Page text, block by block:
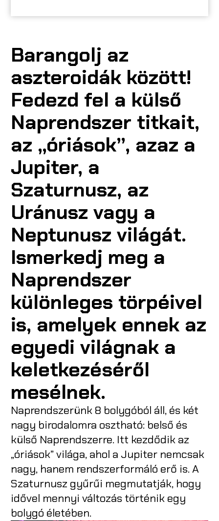
Barangolj az
aszteroidák között!
Fedezd fel a külső
Naprendszer titkait,
az „óriások”, azaz a
Jupiter, a
Szaturnusz, az
Uránusz vagy a
Neptunusz világát.
Ismerkedj meg a
Naprendszer
különleges törpéivel
is, amelyek ennek az
egyedi világnak a
keletkezéséről
mesélnek.
Naprendszerünk 8 bolygóból áll, és két
nagy birodalomra osztható: belső és
külső Naprendszerre. Itt kezdődik az
„óriások” világa, ahol a Jupiter nemcsak
nagy, hanem rendszerformáló erő is. A
Szaturnusz gyűrűi megmutatják, hogy
idővel mennyi változás történik egy
bolygó életében.